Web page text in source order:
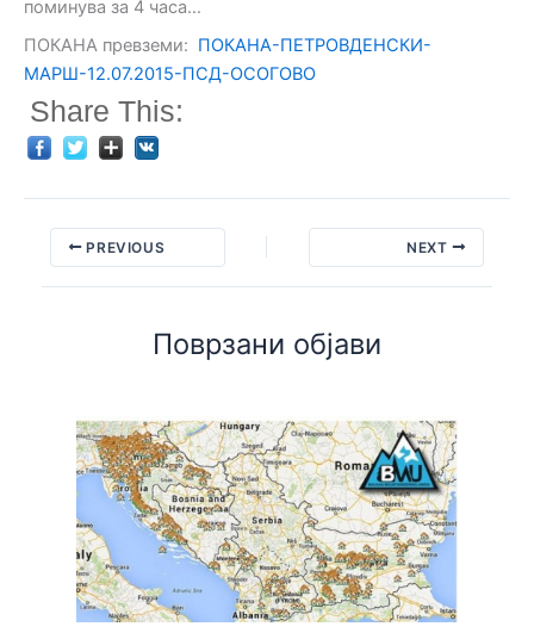
поминува за 4 часа…
ПОКАНА превземи: ПОКАНА-ПЕТРОВДЕНСКИ-
МАРШ-12.07.2015-ПСД-ОСОГОВО
Share This:
PREVIOUS NEXT
Поврзани објави